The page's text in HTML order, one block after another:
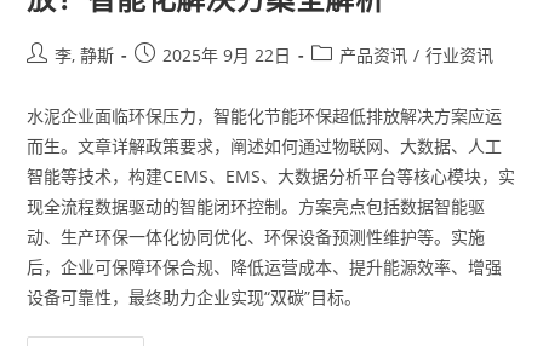
李, 静斯 2025年 9月 22日 产品资讯 / 行业资讯
水泥企业面临环保压力，智能化节能环保超低排放解决方案应运
而生。文章详解政策要求，阐述如何通过物联网、大数据、人工
智能等技术，构建CEMS、EMS、大数据分析平台等核心模块，实
现全流程数据驱动的智能闭环控制。方案亮点包括数据智能驱
动、生产环保一体化协同优化、环保设备预测性维护等。实施
后，企业可保障环保合规、降低运营成本、提升能源效率、增强
设备可靠性，最终助力企业实现“双碳”目标。